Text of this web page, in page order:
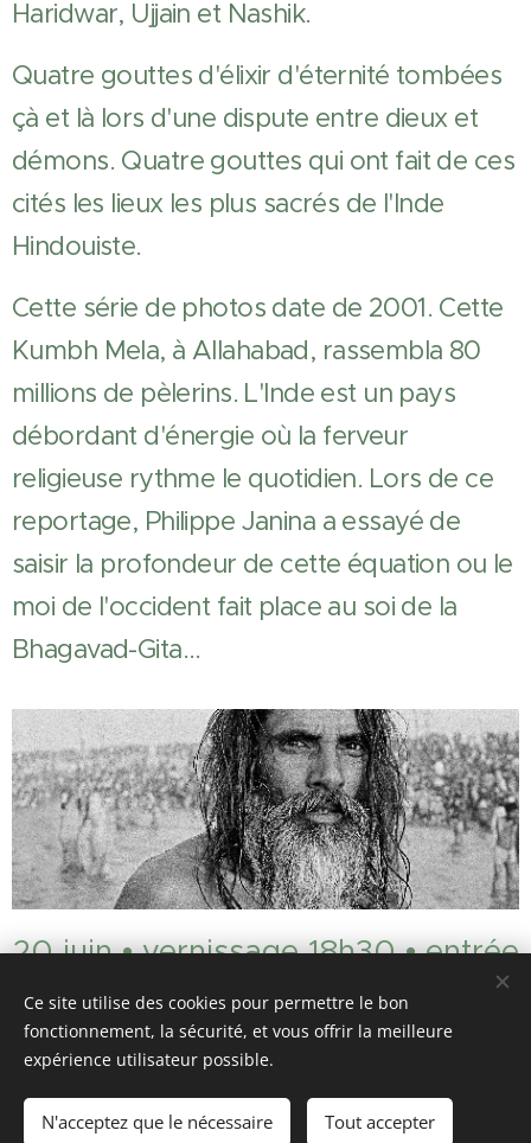
Haridwar, Ujjain et Nashik.
Quatre gouttes d'élixir d'éternité tombées
çà et là lors d'une dispute entre dieux et
démons. Quatre gouttes qui ont fait de ces
cités les lieux les plus sacrés de l'Inde
Hindouiste.
Cette série de photos date de 2001. Cette
Kumbh Mela, à Allahabad, rassembla 80
millions de pèlerins. L'Inde est un pays
débordant d'énergie où la ferveur
religieuse rythme le quotidien. Lors de ce
reportage, Philippe Janina a essayé de
saisir la profondeur de cette équation ou le
moi de l'occident fait place au soi de la
Bhagavad-Gita...
20 juin • vernissage 18h30 • entrée
libre
Mas de Savy, 46300 St Projet
Ce site utilise des cookies pour permettre le bon
fonctionnement, la sécurité, et vous offrir la meilleure
expérience utilisateur possible.
N'acceptez que le nécessaire Tout accepter